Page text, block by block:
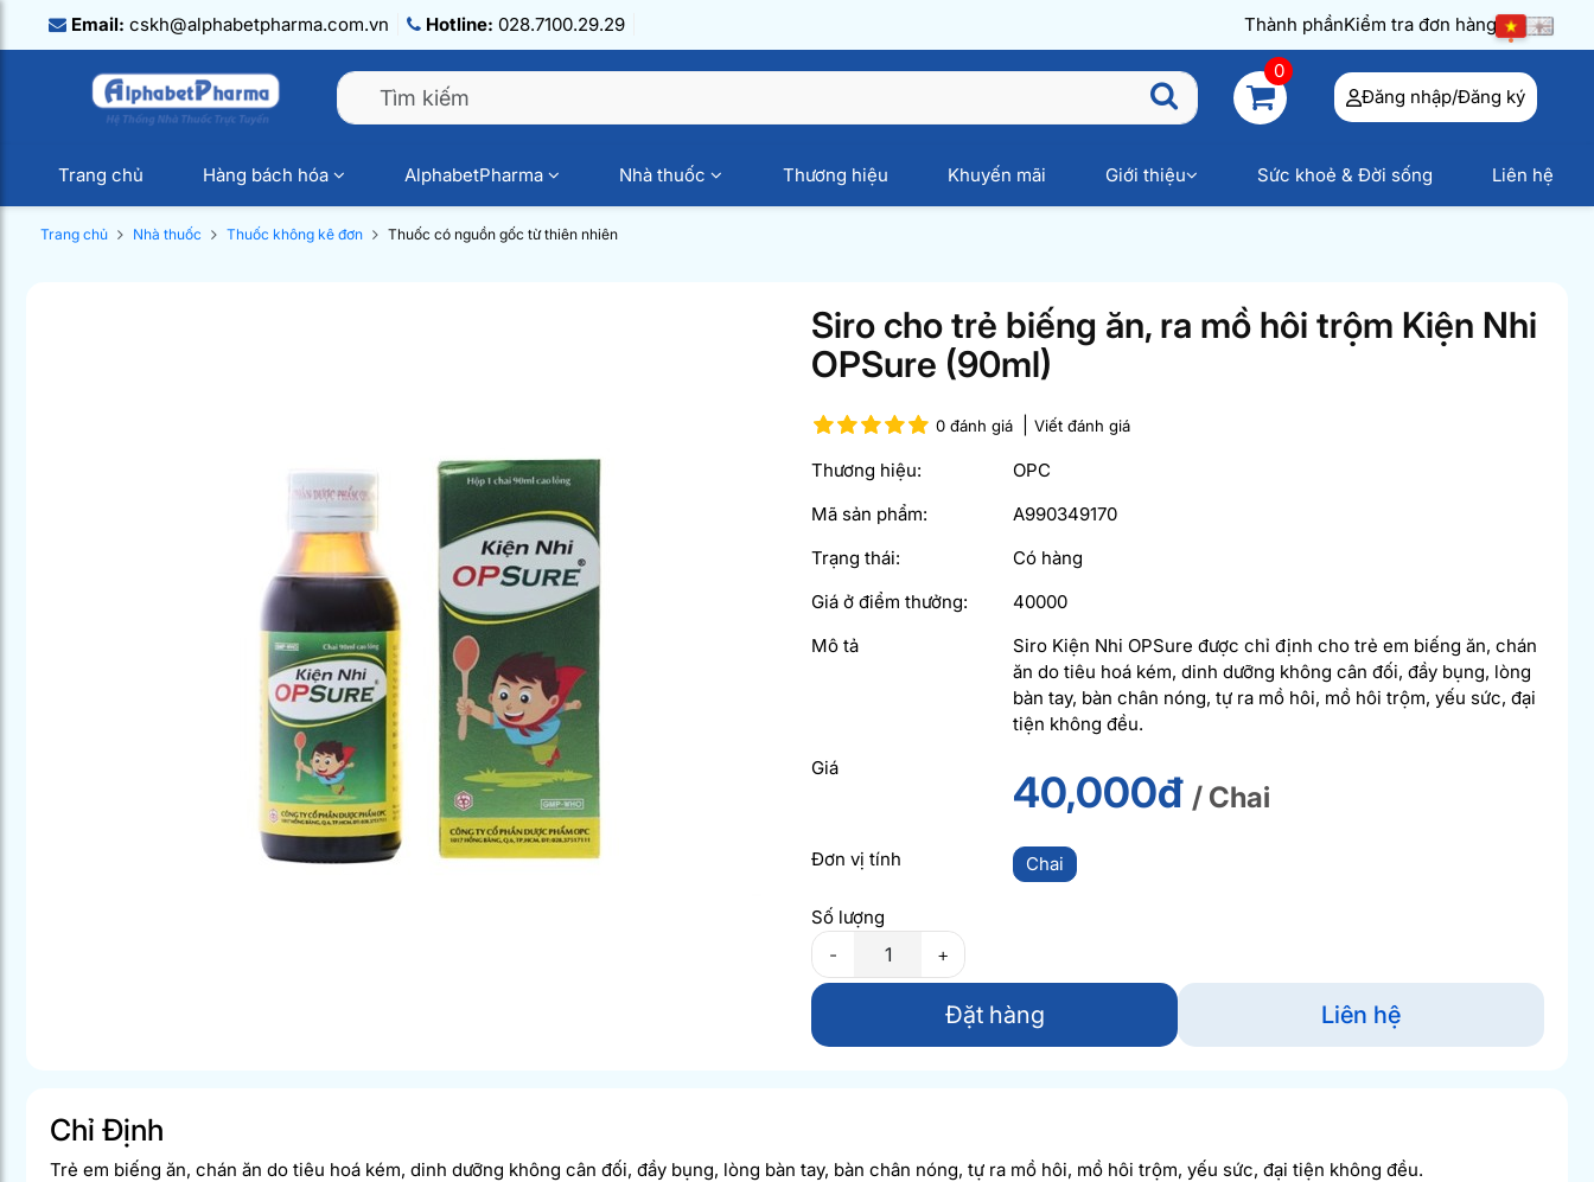
Email: cskh@alphabetpharma.com.vn Hotline: 028.7100.29.29 Thành phầnKiểm tra đơn hàng
0
Đăng nhập/Đăng ký
Trang chủ Hàng bách hóa AlphabetPharma Nhà thuốc Thương hiệu Khuyến mãi Giới thiệu Sức khoẻ & Đời sống Liên hệ
Trang chủ Nhà thuốc Thuốc không kê đơn Thuốc có nguồn gốc từ thiên nhiên
Siro cho trẻ biếng ăn, ra mồ hôi trộm Kiện Nhi
OPSure (90ml)
0 đánh giá Viết đánh giá
Thương hiệu:
OPC
Mã sản phẩm:
A990349170
Trạng thái:
Có hàng
Giá ở điểm thưởng:
40000
Mô tả
Siro Kiện Nhi OPSure được chỉ định cho trẻ em biếng ăn, chán
ăn do tiêu hoá kém, dinh dưỡng không cân đối, đầy bụng, lòng
bàn tay, bàn chân nóng, tự ra mồ hôi, mồ hôi trộm, yếu sức, đại
tiện không đều.
Giá
40,000đ / Chai
Đơn vị tính Chai
Số lượng
- +
Đặt hàng Liên hệ
Chỉ Định
Trẻ em biếng ăn, chán ăn do tiêu hoá kém, dinh dưỡng không cân đối, đầy bụng, lòng bàn tay, bàn chân nóng, tự ra mồ hôi, mồ hôi trộm, yếu sức, đại tiện không đều.